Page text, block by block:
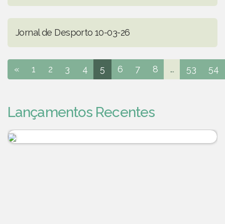
Jornal de Desporto 10-03-26
« 1 2 3 4 5 6 7 8 ... 53 54
Lançamentos Recentes